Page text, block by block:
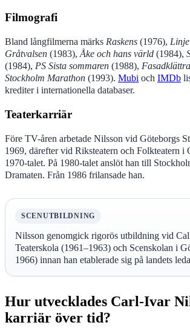
Filmografi
Bland långfilmerna märks Raskens (1976),
Gråtvalsen (1983),Åke och hans värld (1984),
(1984), PS Sista sommaren (1988),
Stockholm Marathon (1993). Mubi och IMDb
krediter i internationella databaser.
Teaterkarriär
Före TV-åren arbetade Nilsson vid Göteborgs
1969, därefter vid Riksteatern och Folkteatern i
1970-talet. På 1980-talet anslöt han till
Dramaten. Från 1986 frilansade han.
SCENUTBILDNING
Nilsson genomgick rigorös utbildning vid
Teaterskola (1961–1963) och Scenskolan i
1966) innan han etablerade sig på landets
Hur utvecklades Carl-Ivar
karriär över tid?